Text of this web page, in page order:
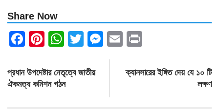
Share Now
Facebook
Pinterest
WhatsApp
TwitterMessenger
Email
Post
navigation
প্রধান উপদেষ্টার নেতৃত্বে জাতীয়
ঐকমত্য কমিশন গঠন
ক্যানসারের ইঙ্গিত দেয় যে ১০ টি
লক্ষণ